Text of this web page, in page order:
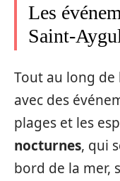
Les
Saint-
Tout au long de
avec des
plages et les
nocturnes, qui
bord de la mer,